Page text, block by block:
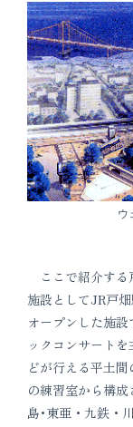
ウ
ここで紹介する
施設としてJR戸
オープンした施
ックコンサート
どが行える平土
の練習室から構
島･東亜・九鉄・